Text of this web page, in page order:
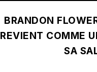
BRANDON
REVIENT COMME
SA